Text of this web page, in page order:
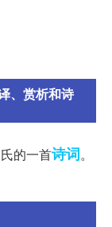
、赏析和诗
的一首诗词。